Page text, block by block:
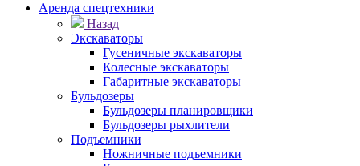
Аренда спецтехники
Назад
Экскаваторы
Гусеничные экскаваторы
Колесные экскаваторы
Габаритные экскаваторы
Бульдозеры
Бульдозеры планировщики
Бульдозеры рыхлители
Подъемники
Ножничные подъемники